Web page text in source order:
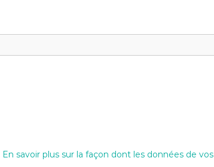
En savoir plus sur la façon dont les données de vos